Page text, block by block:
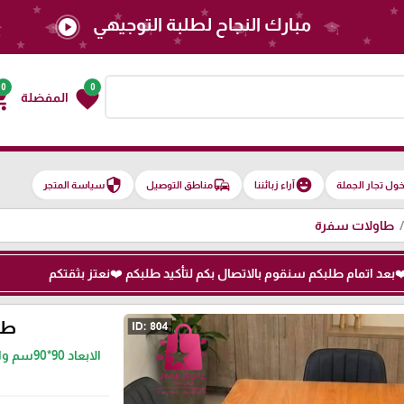
0
favorite المفضلة
0
مبارك النجاح لطلبة التوجيهي play_circle
تجار الجملة emoji_emotionsآراء زبائننا commuteمناطق التوصيل securityسياسة المتجر
طاولات سفرة